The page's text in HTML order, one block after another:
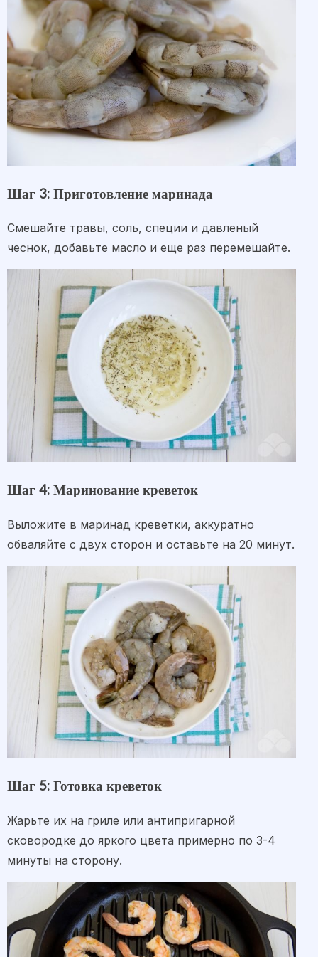
Шаг 3: Приготовление маринада
Смешайте травы, соль, специи и давленый
чеснок, добавьте масло и еще раз перемешайте.
Шаг 4: Маринование креветок
Выложите в маринад креветки, аккуратно
обваляйте с двух сторон и оставьте на 20 минут.
Шаг 5: Готовка креветок
Жарьте их на гриле или антипригарной
сковородке до яркого цвета примерно по 3-4
минуты на сторону.